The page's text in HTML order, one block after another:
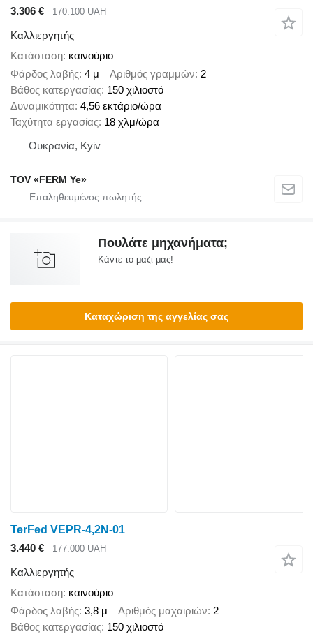
3.306 €
170.100 UAH
Καλλιεργητής
Κατάσταση καινούριο
Φάρδος λαβής 4 μ Αριθμός γραμμών 2
Βάθος κατεργασίας 150 χιλιοστό
Δυναμικότητα 4,56 εκτάριο/ώρα
Ταχύτητα εργασίας 18 χλμ/ώρα
Ουκρανία, Kyiv
TOV «FERM Ye»
Πουλάτε μηχανήματα;
Κάντε το μαζί μας!
Καταχώριση της αγγελίας σας
TerFed VEPR-4,2N-01
3.440 €
177.000 UAH
Καλλιεργητής
Κατάσταση καινούριο
Φάρδος λαβής 3,8 μ Αριθμός μαχαιριών 2
Βάθος κατεργασίας 150 χιλιοστό